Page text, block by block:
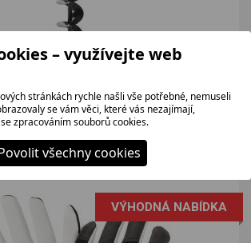
B
nástroj pro všechny, kteří hledají
řešení pro práci na...
VÝHODNÁ NABÍDKA
– využívejte web
stránkách rychle našli vše potřebné, nemuseli
se vám věci, které vás nezajímají,
zpracováním souborů cookies.
všechny cookies